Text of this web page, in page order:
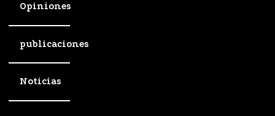
Opiniones
publicaciones
Noticias